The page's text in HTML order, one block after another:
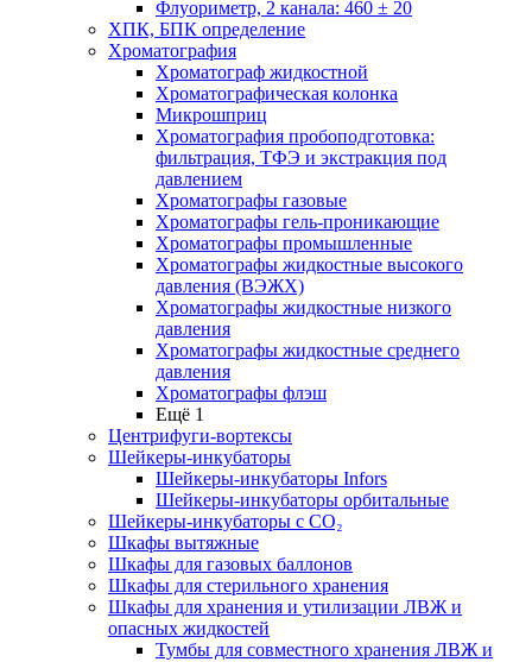
Флуориметр, 2 канала: 460 ± 20
ХПК, БПК определение
Хроматография
Хроматограф жидкостной
Хроматографическая колонка
Микрошприц
Хроматография пробоподготовка:
фильтрация, ТФЭ и экстракция под
давлением
Хроматографы газовые
Хроматографы гель-проникающие
Хроматографы промышленные
Хроматографы жидкостные высокого
давления (ВЭЖХ)
Хроматографы жидкостные низкого
давления
Хроматографы жидкостные среднего
давления
Хроматографы флэш
Ещё 1
Центрифуги-вортексы
Шейкеры-инкубаторы
Шейкеры-инкубаторы Infors
Шейкеры-инкубаторы орбитальные
Шейкеры-инкубаторы с CО₂
Шкафы вытяжные
Шкафы для газовых баллонов
Шкафы для стерильного хранения
Шкафы для хранения и утилизации ЛВЖ и
опасных жидкостей
Тумбы для совместного хранения ЛВЖ и